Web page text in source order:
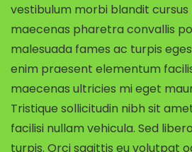
vestibulum morbi blandit cursus
maecenas pharetra convallis
malesuada fames ac turpis
enim praesent elementum
maecenas ultricies mi eget
Tristique sollicitudin nibh sit
facilisi nullam vehicula. Sed
turpis. Orci sagittis eu volutpat